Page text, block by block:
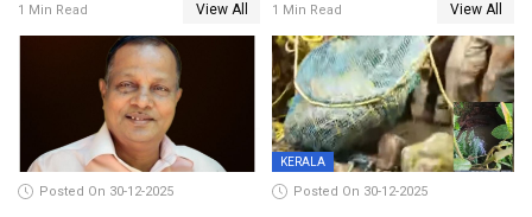
പിടികൂടി പൊലീസ്
1 Min Read View All
സെന്ററിലെ അധ്യാപകന്‍
മർദിച്ചതായി പരാതി
1 Min Read View All
Posted On 30-12-2025
KERALA
Posted On 30-12-2025